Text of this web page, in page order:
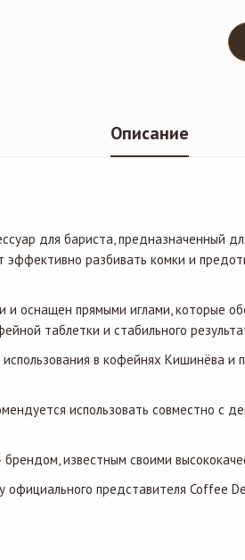
Описание
для бариста, предназначенный
эффективно разбивать комки и
оснащен прямыми иглами, которые
таблетки и стабильного
в кофейнях Кишинёва
использовать совместно с
известным своими
представителя Coffee